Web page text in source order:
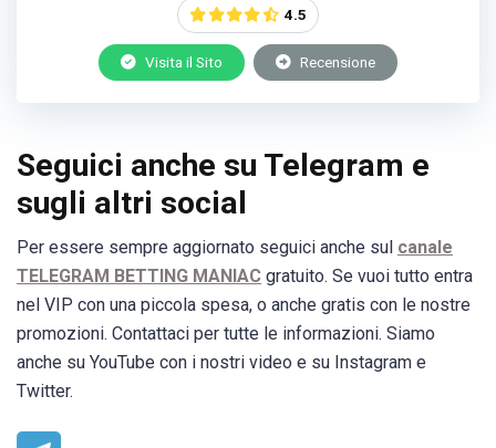
4.5
Visita il Sito Recensione
Seguici anche su Telegram e
sugli altri social
Per essere sempre aggiornato seguici anche sul canale
TELEGRAM BETTING MANIAC gratuito. Se vuoi tutto entra
nel VIP con una piccola spesa, o anche gratis con le nostre
promozioni. Contattaci per tutte le informazioni. Siamo
anche su YouTube con i nostri video e su Instagram e
Twitter.